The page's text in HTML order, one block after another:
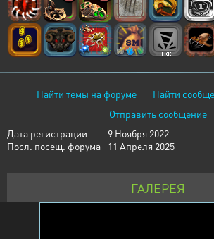
Найти темы на форуме
Найти
Отправить сообщение
Дата регистрации
9 Ноября 2022
Посл. посещ. форума
11 Апреля 2025
ГАЛЕРЕЯ